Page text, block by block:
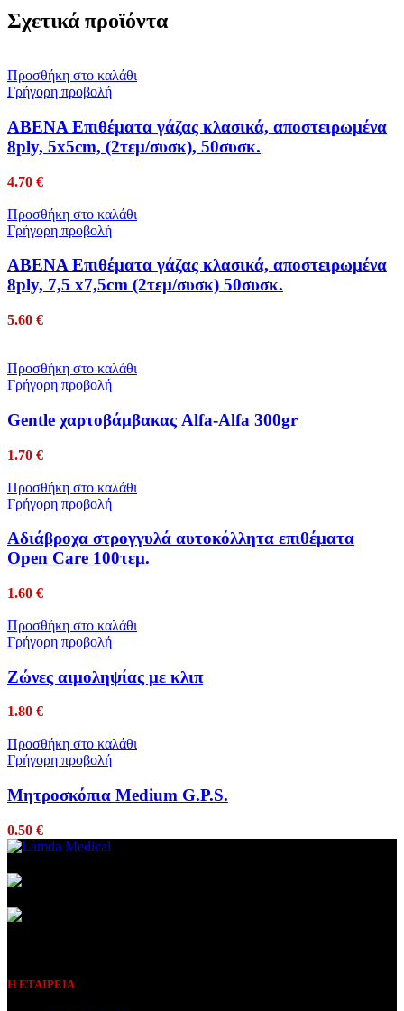
Σχετικά προϊόντα
Προσθήκη στο καλάθι
Γρήγορη προβολή
ABENA Επιθέματα γάζας κλασικά, αποστειρωμένα
8ply, 5x5cm, (2τεμ/συσκ), 50συσκ.
4.70 €
Προσθήκη στο καλάθι
Γρήγορη προβολή
ABENA Επιθέματα γάζας κλασικά, αποστειρωμένα
8ply, 7,5 x7,5cm (2τεμ/συσκ) 50συσκ.
5.60 €
Προσθήκη στο καλάθι
Γρήγορη προβολή
Gentle χαρτοβάμβακας Alfa-Alfa 300gr
1.70 €
Προσθήκη στο καλάθι
Γρήγορη προβολή
Αδιάβροχα στρογγυλά αυτοκόλλητα επιθέματα
Open Care 100τεμ.
1.60 €
Προσθήκη στο καλάθι
Γρήγορη προβολή
Ζώνες αιμοληψίας με κλιπ
1.80 €
Προσθήκη στο καλάθι
Γρήγορη προβολή
Μητροσκόπια Medium G.P.S.
0.50 €
Η ΕΤΑΙΡΕΙΑ